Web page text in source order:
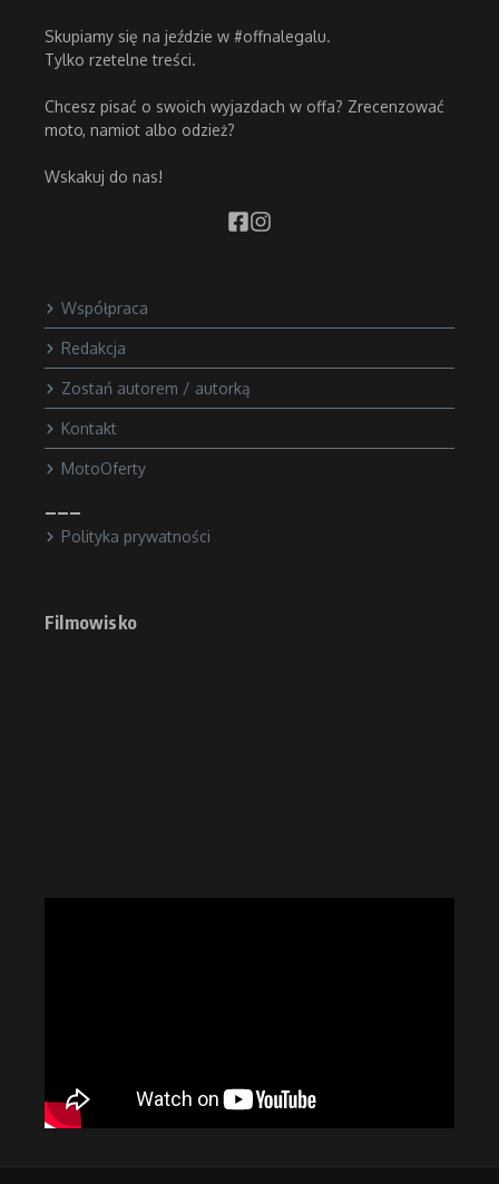
Skupiamy się na jeździe w #offnalegalu.
Tylko rzetelne treści.
Chcesz pisać o swoich wyjazdach w offa? Zrecenzować
moto, namiot albo odzież?
Wskakuj do nas!
Współpraca
Redakcja
Zostań autorem / autorką
Kontakt
MotoOferty
Polityka prywatności
Filmowisko